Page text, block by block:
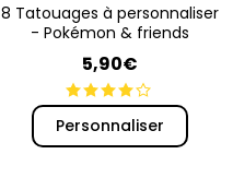
8 Tatouages à personnaliser
- Pokémon & friends
5,90€
Personnaliser